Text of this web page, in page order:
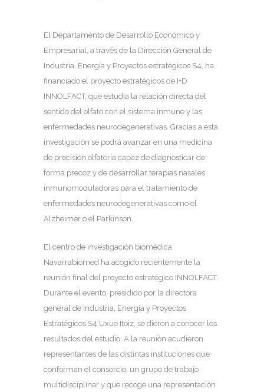
El Departamento de Desarrollo Económico y
Empresarial, a través de la Dirección General de
Industria, Energía y Proyectos estratégicos S4, ha
financiado el proyecto estratégicos de I+D
INNOLFACT, que estudia la relación directa del
sentido del olfato con el sistema inmune y las
enfermedades neurodegenerativas. Gracias a esta
investigación se podrá avanzar en una medicina
de precisión olfatoria capaz de diagnosticar de
forma precoz y de desarrollar terapias nasales
inmunomoduladoras para el tratamiento de
enfermedades neurodegenerativas como el
Alzheimer o el Parkinson.
El centro de investigación biomédica
Navarrabiomed ha acogido recientemente la
reunión final del proyecto estratégico INNOLFACT.
Durante el evento, presidido por la directora
general de Industria, Energía y Proyectos
Estratégicos S4 Uxue Itoiz, se dieron a conocer los
resultados del estudio. A la reunión acudieron
representantes de las distintas instituciones que
conforman el consorcio, un grupo de trabajo
multidisciplinar y que recoge una representación